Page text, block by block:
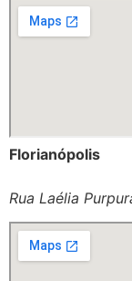
Florianópolis
Rua Laélia